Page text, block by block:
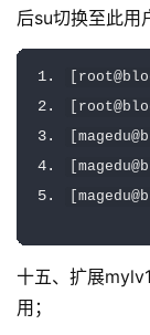
后su切换至此用
十五、扩展
用；